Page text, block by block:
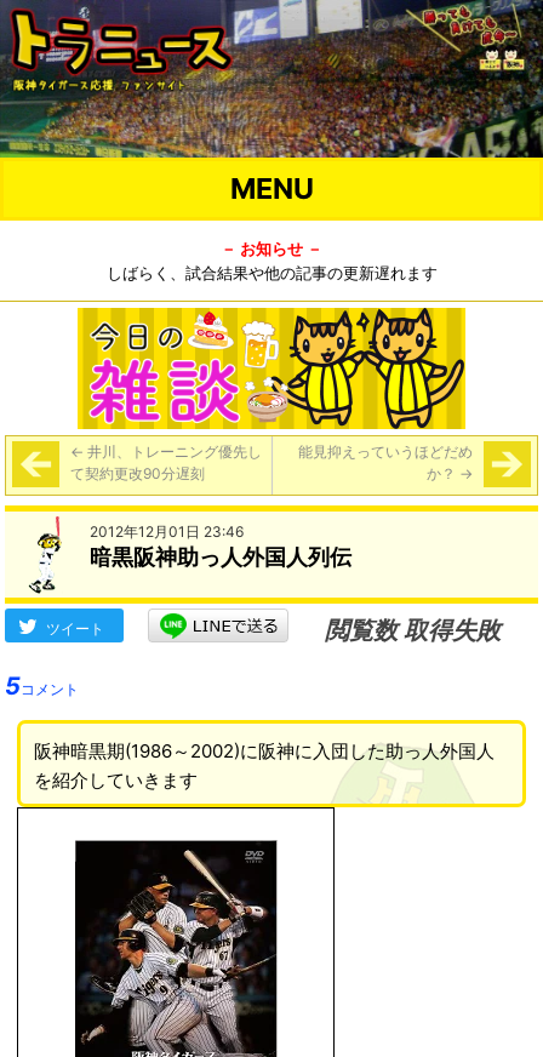
MENU
－ お知らせ －
しばらく、試合結果や他の記事の更新遅れます
← 井川、トレーニング優先し
て契約更改90分遅刻
能見抑えっていうほどだめ
か？ →
2012年12月01日 23:46
暗黒阪神助っ人外国人列伝
ツイート
閲覧数 取得失敗
5コメント
阪神暗黒期(1986～2002)に阪神に入団した助っ人外国人
を紹介していきます